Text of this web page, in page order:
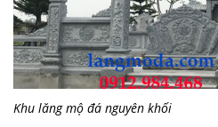
Khu lăng mộ đá nguyên khối